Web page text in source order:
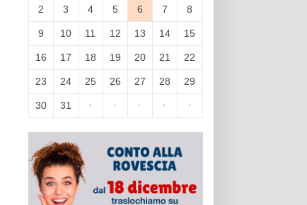
2 3 4 5 6 7 8
9 10 11 12 13 14 15
16 17 18 19 20 21 22
23 24 25 26 27 28 29
30 31 · · · · ·